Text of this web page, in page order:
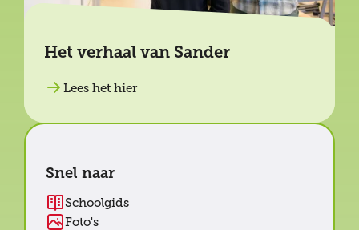
Het verhaal van Sander
Lees het hier
Snel naar
Schoolgids
Foto's